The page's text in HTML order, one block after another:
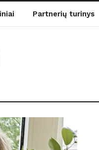
Partnerių turinys